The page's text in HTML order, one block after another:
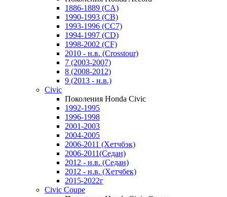
1886-1889 (CA)
1990-1993 (CB)
1993-1996 (CC7)
1994-1997 (CD)
1998-2002 (CF)
2010 - н.в. (Crosstour)
7 (2003-2007)
8 (2008-2012)
9 (2013 - н.в.)
Civic
Поколения Honda Civic
1992-1995
1996-1998
2001-2003
2004-2005
2006-2011 (Хетчбэк)
2006-2011(Седан)
2012 - н.в. (Седан)
2012 - н.в. (Хетчбек)
2015-2022г
Civic Coupe